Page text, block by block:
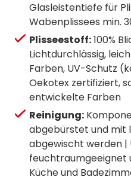
Glasleistentiefe für
Wabenplissees min.
Plisseestoff:100%
Lichtdurchlässig,
Farben, UV-Schutz
Oekotex zertifiziert,
entwickelte Farben
Reinigung:
abgebürstet und mit
abgewischt werden |
feuchtraumgeeignet
Küche und